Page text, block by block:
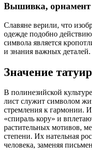
Вышивка, орнамент
Славяне верили, что
одежде подобно
символа является
и знания важных деталей.
Значение
В полинезийской
лист служит символом
стремления к гармонии.
«спираль кору» и
растительных мотивов,
степени. Их нательная
человека, заменяя